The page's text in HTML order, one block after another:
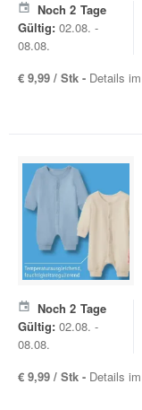
Noch 2 Tage
Gültig: 02.08. -
08.08.
€ 9,99 / Stk - Details
Noch 2 Tage
Gültig: 02.08. -
08.08.
€ 9,99 / Stk - Details